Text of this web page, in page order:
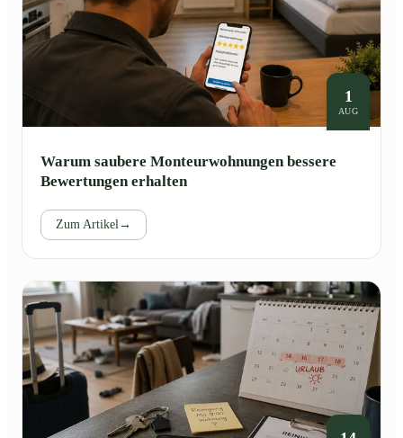
1
AUG
Warum saubere Monteurwohnungen bessere
Bewertungen erhalten
Zum Artikel→